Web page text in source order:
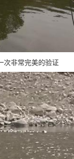
次非常完美的验证